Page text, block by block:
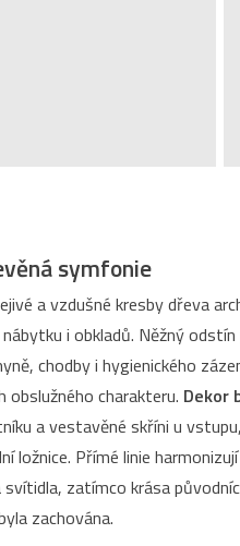
symfonie
a vzdušné kresby dřeva
nábytku i obkladů. Něžný odstín
chodby i hygienického
obslužného charakteru. Dekor
a vestavěné skříni u
ložnice. Přímé linie
zatímco krása
zachována.